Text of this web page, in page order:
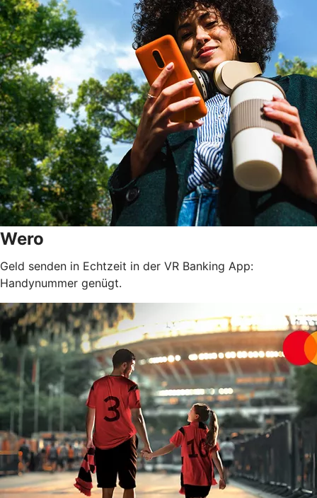
Wero
Geld senden in Echtzeit in der VR Banking App:
Handynummer genügt.